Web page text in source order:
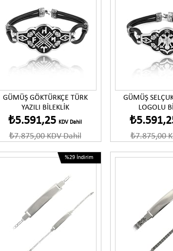
GÜMÜŞ GÖKTÜRKÇE TÜRK
YAZILI BİLEKLİK
₺5.591,25 KDV Dahil
₺7.875,00KDV Dahil
GÜMÜŞ
LOGOLU
₺7.875,00
Ürünü İncele
%29 İndirim
Ürünü İncele